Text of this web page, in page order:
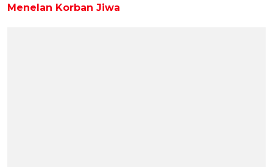
Menelan Korban Jiwa